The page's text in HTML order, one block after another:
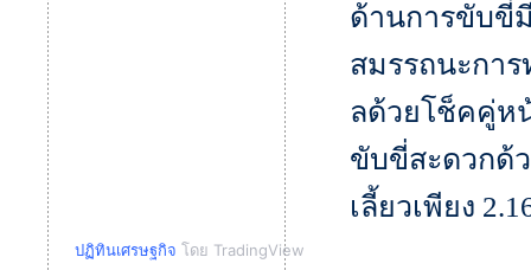
ปฏิทินเศรษฐกิจ โดย TradingView
ด้านการขับขี่
สมรรถนะกา
ลด้วยโช็คคู่ห
ขับขี่สะดวกด้ว
เลี้ยวเพียง